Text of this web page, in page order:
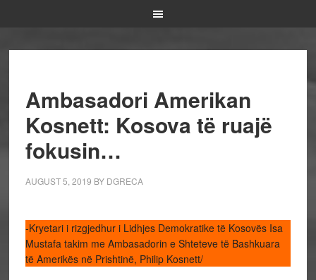
Ambasadori Amerikan
Kosnett: Kosova të ruajë
fokusin…
AUGUST 5, 2019 BY DGRECA
-Kryetari i rizgjedhur i Lidhjes Demokratike të Kosovës Isa
Mustafa takim me Ambasadorin e Shteteve të Bashkuara
të Amerikës në Prishtinë, Philip Kosnett/